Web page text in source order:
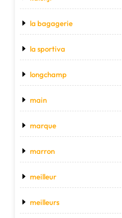
la bagagerie
la sportiva
longchamp
main
marque
marron
meilleur
meilleurs